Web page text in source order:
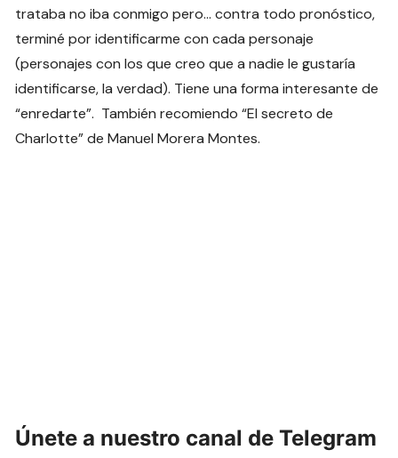
trataba no iba conmigo pero… contra todo pronóstico,
terminé por identificarme con cada personaje
(personajes con los que creo que a nadie le gustaría
identificarse, la verdad). Tiene una forma interesante de
“enredarte”. También recomiendo “El secreto de
Charlotte” de Manuel Morera Montes.
Únete a nuestro canal de Telegram